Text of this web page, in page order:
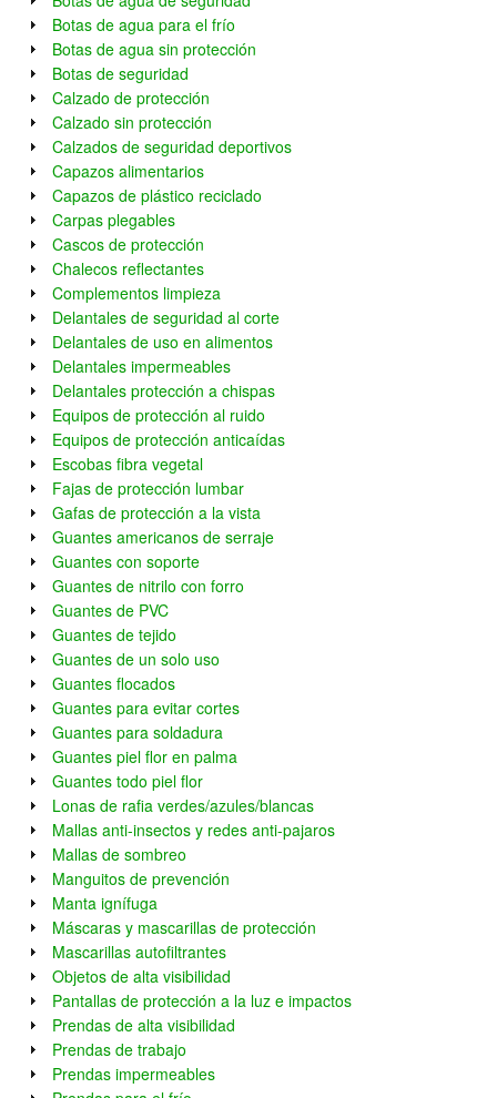
Botas de agua para el frío
Botas de agua sin protección
Botas de seguridad
Calzado de protección
Calzado sin protección
Calzados de seguridad deportivos
Capazos alimentarios
Capazos de plástico reciclado
Carpas plegables
Cascos de protección
Chalecos reflectantes
Complementos limpieza
Delantales de seguridad al corte
Delantales de uso en alimentos
Delantales impermeables
Delantales protección a chispas
Equipos de protección al ruido
Equipos de protección anticaídas
Escobas fibra vegetal
Fajas de protección lumbar
Gafas de protección a la vista
Guantes americanos de serraje
Guantes con soporte
Guantes de nitrilo con forro
Guantes de PVC
Guantes de tejido
Guantes de un solo uso
Guantes flocados
Guantes para evitar cortes
Guantes para soldadura
Guantes piel flor en palma
Guantes todo piel flor
Lonas de rafia verdes/azules/blancas
Mallas anti-insectos y redes anti-pajaros
Mallas de sombreo
Manguitos de prevención
Manta ignífuga
Máscaras y mascarillas de protección
Mascarillas autofiltrantes
Objetos de alta visibilidad
Pantallas de protección a la luz e impactos
Prendas de alta visibilidad
Prendas de trabajo
Prendas impermeables